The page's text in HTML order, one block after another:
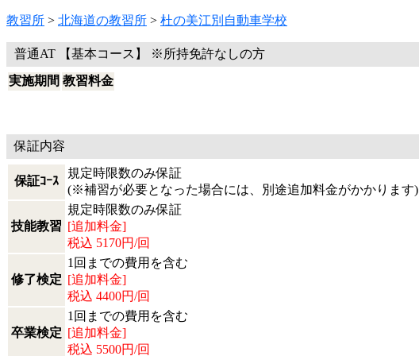
教習所 > 北海道の教習所 > 杜の美江別自動車学校
普通AT 【基本コース】 ※所持免許なしの方
実施期間 教習料金
保証内容
保証ｺｰｽ
規定時限数のみ保証
(※補習が必要となった場合には、別途追加料金がかかります)
技能教習
規定時限数のみ保証
[追加料金]
税込 5170円/回
修了検定
1回までの費用を含む
[追加料金]
税込 4400円/回
卒業検定
1回までの費用を含む
[追加料金]
税込 5500円/回